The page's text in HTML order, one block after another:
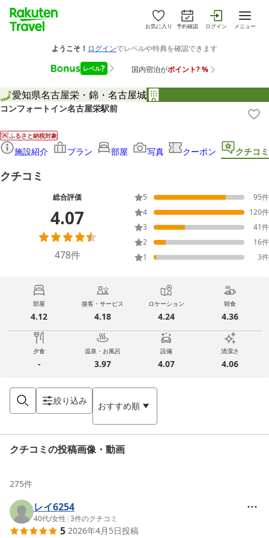
お気に入り 予約確認 ログイン メニュー
愛知県名古屋栄・錦・名古屋城
コンフォートイン名古屋栄駅前
ふるさと納税対象
施設紹介 プラン 部屋 写真 クーポン クチコミ
クチコミ
総合評価
4.07
478件
5 95件
4
120件
3
41件
2
16件
1
3件
部屋
4.12
接客・サービス
4.18
ロケーション
4.24
朝食
4.36
夕食
-
温泉・お風呂
3.97
設備
4.07
清潔さ
4.06
絞り込み おすすめ順
クチコミの投稿画像・動画
275件
レイ6254
40代/女性 |3件のクチコミ
5 2026年4月5日投稿